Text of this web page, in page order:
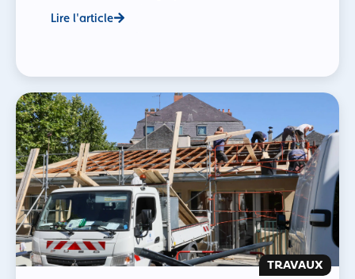
Lire l'article
TRAVAUX